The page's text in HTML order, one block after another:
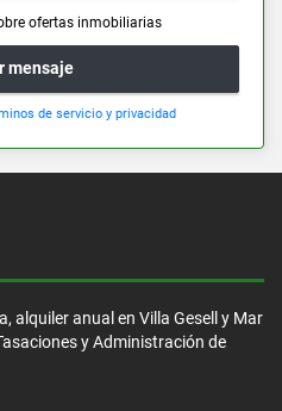
ofertas inmobiliarias
mensaje
de servicio y privacidad
alquiler anual en Villa Gesell y Mar
y Administración de